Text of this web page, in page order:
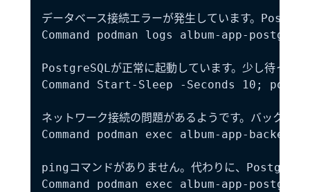
データベース接続エラーが発生しています。
Command podman logs album-app-
PostgreSQLが正常に起動しています。少し待って
Command Start-Sleep -Seconds 10;
ネットワーク接続の問題があるようです。バックエ
Command podman exec album-app-
pingコマンドがありません。代わりに、
Command podman exec album-app-